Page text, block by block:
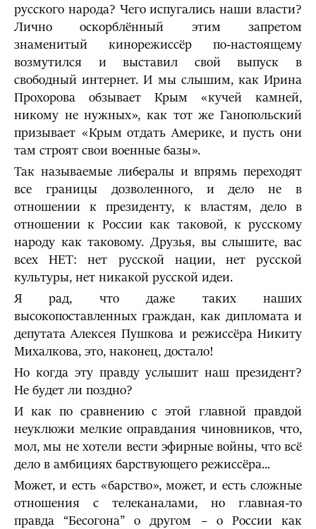
русского народа? Чего испугались наши власти?
Лично оскорблённый этим запретом
знаменитый кинорежиссёр по-настоящему
возмутился и выставил свой выпуск в
свободный интернет. И мы слышим, как Ирина
Прохорова обзывает Крым «кучей камней,
никому не нужных», как тот же Ганопольский
призывает «Крым отдать Америке, и пусть они
там строят свои военные базы».
Так называемые либералы и впрямь переходят
все границы дозволенного, и дело не в
отношении к президенту, к властям, дело в
отношении к России как таковой, к русскому
народу как таковому. Друзья, вы слышите, вас
всех НЕТ: нет русской нации, нет русской
культуры, нет никакой русской идеи.
Я рад, что даже таких наших
высокопоставленных граждан, как дипломата и
депутата Алексея Пушкова и режиссёра Никиту
Михалкова, это, наконец, достало!
Но когда эту правду услышит наш президент?
Не будет ли поздно?
И как по сравнению с этой главной правдой
неуклюжи мелкие оправдания чиновников, что,
мол, мы не хотели вести эфирные войны, что всё
дело в амбициях барствующего режиссёра...
Может, и есть «барство», может, и есть сложные
отношения с телеканалами, но главная-то
правда “Бесогона” о другом – о России как